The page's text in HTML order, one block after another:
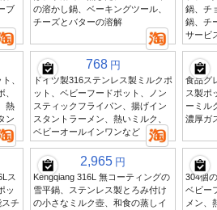
ブ
の溶かし鍋、ベーキングツール、
チーズとバターの溶解
鍋、チ
鍋、チ
サービ
、
熱
ン
768 円
ドイツ製316ステンレス製ミルクポ
ット、ベビーフードポット、ノン
スティックフライパン、揚げイン
スタントラーメン、熱いミルク、
ベビーオールインワンなど
食品グ
ス製ポ
ーミル
濃厚ガ
ス
ッ
チ
2,965 円
Kengqiang 316L 無コーティングの
雪平鍋、ステンレス製とろみ付け
の小さなミルク壺、和食の蒸しイ
304個
ベビー
メン、